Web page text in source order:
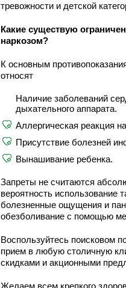
тревожности и детской
Какие существую
наркозом?
К основным
относят
Наличие заболеваний
дыхательного аппарата.
Аллергическая реакция
Присутствие болезней
Вынашивание ребенка.
Запреты не считаются
вероятность использование
болезненные ощущения и
обезболивание с помощью
Воспользуйтесь поисковом
прием в любую столичную
скидками и акционными
Желаем всем крепкого